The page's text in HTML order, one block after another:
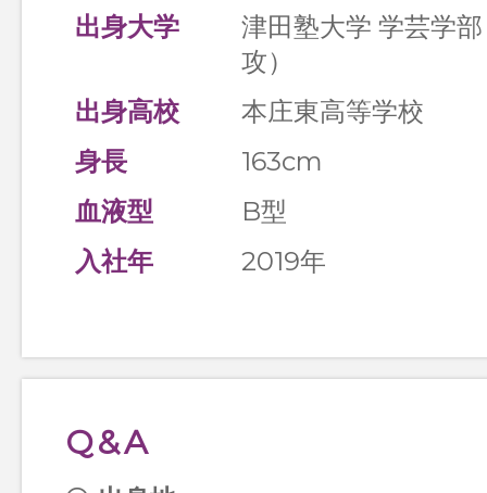
出身大学
津田塾大学 学芸学
攻）
出身高校
本庄東高等学校
身長
163cm
血液型
B型
入社年
2019年
Q&A